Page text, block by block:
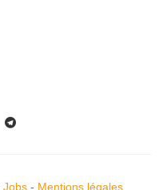
Jobs- Mentions légales